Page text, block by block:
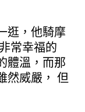
逛，他騎摩
常幸福的
體溫，而那
然威嚴， 但